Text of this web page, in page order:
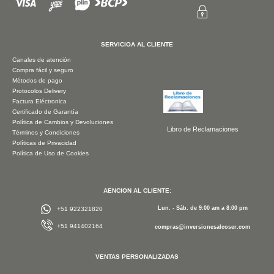
SERVICIOA AL CLIENTE
Canales de atención
Compra fácil y seguro
Métodos de pago
Protocolos Delivery
Factura Eléctronica
Certificado de Garantía
Política de Cambios y Devoluciones
Términos y Condiciones
Políticas de Privacidad
Política de Uso de Cookies
Libro de Reclamaciones
AENCION AL CLIENTE:
+51 922321820
+51 941402164
Lun. - Sáb. de 9:00 am a 8:00 pm
compras@inversionesalcoser.com
VENTAS PERSONALIZADAS